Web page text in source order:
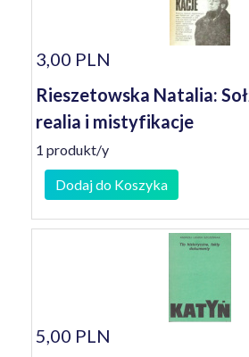
3,00 PLN
Rieszetowska Natalia:
realia i mistyfikacje
1 produkt/y
Dodaj do Koszyka
5,00 PLN